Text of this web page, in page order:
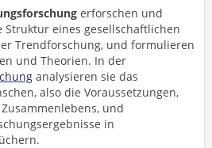
erforschen und
Struktur eines gesellschaftlichen
Trendforschung, und formulieren
und Theorien. In der
analysieren sie das
also die Voraussetzungen,
und
in